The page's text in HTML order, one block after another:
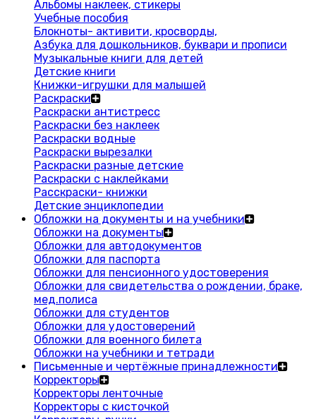
Альбомы наклеек, стикеры
Учебные пособия
Блокноты- активити, кросворды,
Азбука для дошкольников, буквари и прописи
Музыкальные книги для детей
Детские книги
Книжки-игрушки для малышей
Раскраски
Раскраски антистресс
Раскраски без наклеек
Раскраски водные
Раскраски вырезалки
Раскраски разные детские
Раскраски с наклейками
Расскраски- книжки
Детские энциклопедии
Обложки на документы и на учебники
Обложки на документы
Обложки для автодокументов
Обложки для паспорта
Обложки для пенсионного удостоверения
Обложки для свидетельства о рождении, браке,
мед.полиса
Обложки для студентов
Обложки для удостоверений
Обложки для военного билета
Обложки на учебники и тетради
Письменные и чертёжные принадлежности
Корректоры
Корректоры ленточные
Корректоры с кисточкой